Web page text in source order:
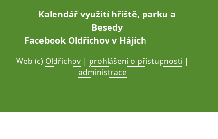
Kalendář využití hřiště, parku a
Besedy
Facebook Oldřichov v Hájích
Web (c) Oldřichov | prohlášení o přístupnosti |
administrace